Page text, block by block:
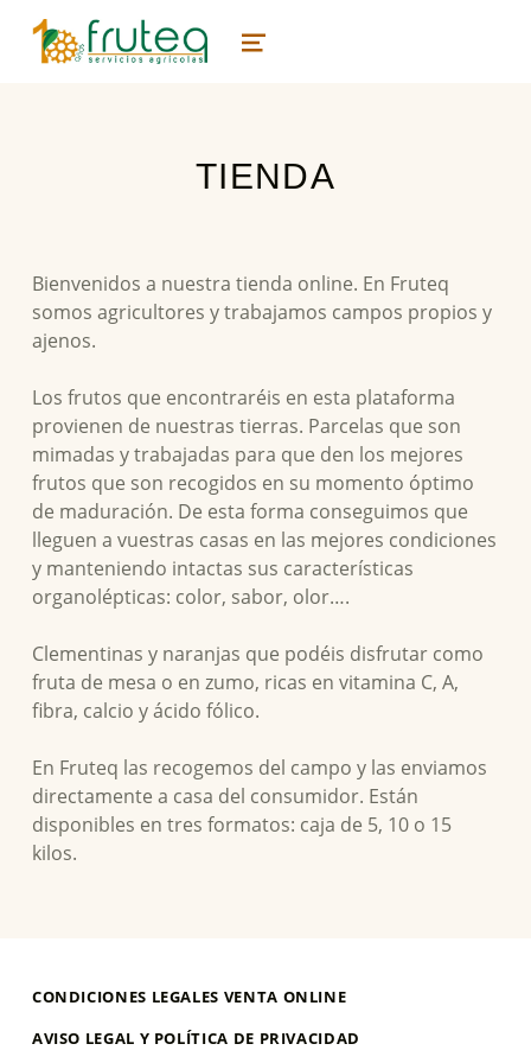
fruteq
GESTIÓN INTEGRAL DE EXPLOTACIONES AGRÍCOLAS MENU
TIENDA
Bienvenidos a nuestra tienda online. En Fruteq
somos agricultores y trabajamos campos propios y
ajenos.
Los frutos que encontraréis en esta plataforma
provienen de nuestras tierras. Parcelas que son
mimadas y trabajadas para que den los mejores
frutos que son recogidos en su momento óptimo
de maduración. De esta forma conseguimos que
lleguen a vuestras casas en las mejores condiciones
y manteniendo intactas sus características
organolépticas: color, sabor, olor….
Clementinas y naranjas que podéis disfrutar como
fruta de mesa o en zumo, ricas en vitamina C, A,
fibra, calcio y ácido fólico.
En Fruteq las recogemos del campo y las enviamos
directamente a casa del consumidor. Están
disponibles en tres formatos: caja de 5, 10 o 15
kilos.
CONDICIONES LEGALES VENTA ONLINE
AVISO LEGAL Y POLÍTICA DE PRIVACIDAD